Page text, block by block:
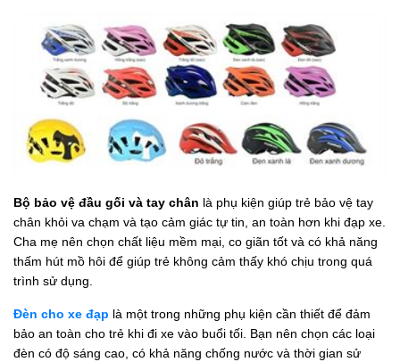
Bộ bảo vệ đầu gối và tay chân là phụ kiện giúp trẻ bảo vệ tay
chân khỏi va chạm và tạo cảm giác tự tin, an toàn hơn khi đạp xe.
Cha mẹ nên chọn chất liệu mềm mại, co giãn tốt và có khả năng
thấm hút mồ hôi để giúp trẻ không cảm thấy khó chịu trong quá
trình sử dụng.
Đèn cho xe đạp là một trong những phụ kiện cần thiết để đảm
bảo an toàn cho trẻ khi đi xe vào buổi tối. Bạn nên chọn các loại
đèn có độ sáng cao, có khả năng chống nước và thời gian sử